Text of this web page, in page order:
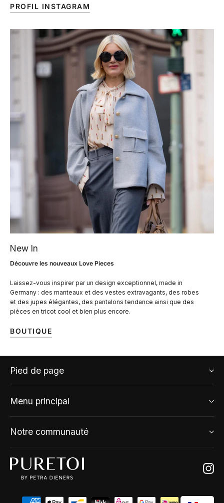
PROFIL INSTAGRAM
New In
Découvre les nouveaux Love Pieces
Laissez-vous inspirer par un design exceptionnel, made in
Germany : des manteaux et des vestes extravagants, des robes
et des jupes élégantes, des pantalons tendance ainsi que des
pièces en tricot cool et bien plus encore.
BOUTIQUE
Pied de page
Menu principal
Notre communauté